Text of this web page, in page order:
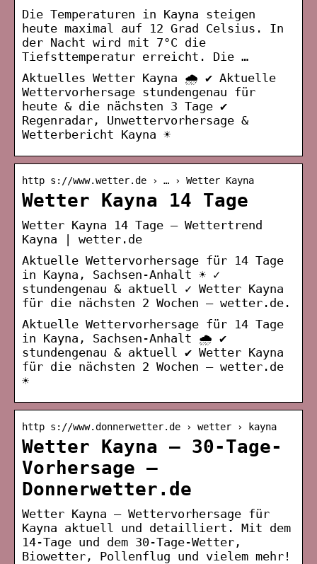
Die Temperaturen in Kayna steigen
heute maximal auf 12 Grad Celsius. In
der Nacht wird mit 7°C die
Tiefsttemperatur erreicht. Die …
Aktuelles Wetter Kayna 🌧️ ✔ Aktuelle
Wettervorhersage stundengenau für
heute & die nächsten 3 Tage ✔
Regenradar, Unwettervorhersage &
Wetterbericht Kayna ☀
http s://www.wetter.de › … › Wetter Kayna
Wetter Kayna 14 Tage
Wetter Kayna 14 Tage – Wettertrend
Kayna | wetter.de
Aktuelle Wettervorhersage für 14 Tage
in Kayna, Sachsen-Anhalt ☀️ ✓
stundengenau & aktuell ✓ Wetter Kayna
für die nächsten 2 Wochen – wetter.de.
Aktuelle Wettervorhersage für 14 Tage
in Kayna, Sachsen-Anhalt 🌧️ ✔
stundengenau & aktuell ✔ Wetter Kayna
für die nächsten 2 Wochen – wetter.de
☀
http s://www.donnerwetter.de › wetter › kayna
Wetter Kayna – 30-Tage-
Vorhersage –
Donnerwetter.de
Wetter Kayna – Wettervorhersage für
Kayna aktuell und detailliert. Mit dem
14-Tage und dem 30-Tage-Wetter,
Biowetter, Pollenflug und vielem mehr!